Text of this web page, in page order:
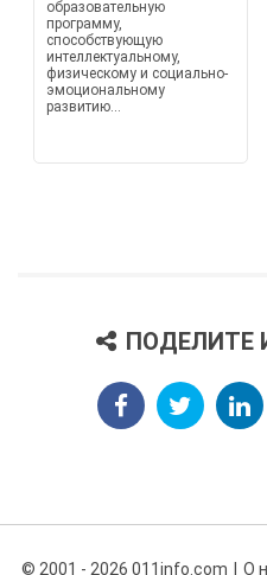
образовательную
программу,
способствующую
интеллектуальному,
физическому и социально-
эмоциональному
развитию...
© 2001 - 2026 011info.com О